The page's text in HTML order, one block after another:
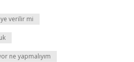
verilir mi
ne yapmalıyım